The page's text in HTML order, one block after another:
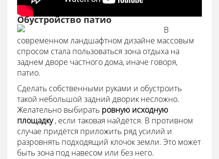
Обустройство патио
В
современном ландшафтном дизайне массовым
спросом стала пользоваться зона отдыха на
заднем дворе частного дома, иначе говоря,
патио.
Сделать собственными руками и обустроить
такой небольшой задний дворик несложно.
Желательно выбирать ровную исходную
площадку, если таковая найдётся. В противном
случае придётся приложить ряд усилий и
разровнять подходящий клочок земли. Это может
быть зона под навесом или без него.